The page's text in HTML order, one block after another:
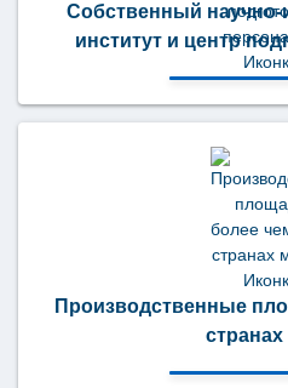
Собственный научно-
институт и центр
Производственные